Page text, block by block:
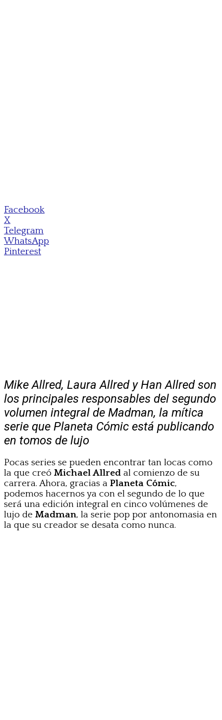
Facebook
X
Telegram
WhatsApp
Pinterest
Mike Allred, Laura Allred y Han Allred son
los principales responsables del segundo
volumen integral de Madman, la mítica
serie que Planeta Cómic está publicando
en tomos de lujo
Pocas series se pueden encontrar tan locas como
la que creó Michael Allred al comienzo de su
carrera. Ahora, gracias a Planeta Cómic,
podemos hacernos ya con el segundo de lo que
será una edición integral en cinco volúmenes de
lujo de Madman, la serie pop por antonomasia en
la que su creador se desata como nunca.